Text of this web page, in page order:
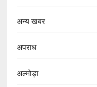
अन्य खबर
अपराध
अल्मोड़ा